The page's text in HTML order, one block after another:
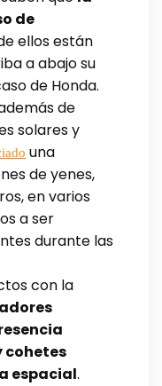
de
ellos están
a abajo su
de Honda.
de
solares y
una
de yenes,
en varios
a ser
durante las
con la
cohetes
espacial.